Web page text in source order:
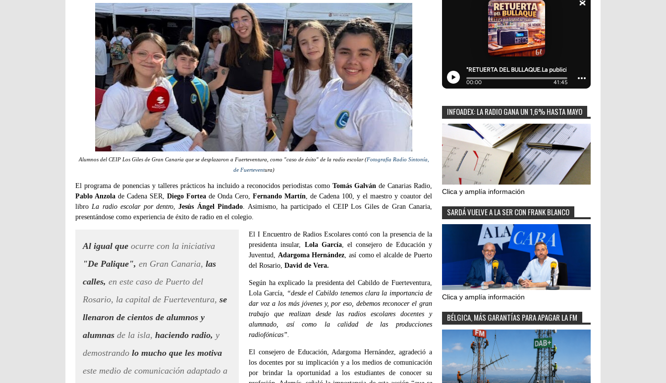
Alumnos del CEIP Los Giles de Gran Canaria que se desplazaron a Fuerteventura, como "caso de éxito" de la radio escolar (Fotografía Radio Sintonía,
de Fuerteventura)
El programa de ponencias y talleres prácticos ha incluido a reconocidos periodistas comoTomás Galván de Canarias Radio,
Pablo Anzola de Cadena SER, Diego Fortea de Onda Cero, Fernando Martín , de Cadena 100, y el maestro y coautor del
libro La radio escolar por dentro,Jesús Ángel Pindado . Asimismo, ha participado el CEIP Los Giles de Gran Canaria,
presentándose como experiencia de éxito de radio en el colegio.
Al igual que ocurre con la iniciativa
"De Palique", en Gran Canaria, las
calles, en este caso de Puerto del
Rosario, la capital de Fuerteventura, se
llenaron de cientos de alumnos y
alumnas de la isla, haciendo radio, y
demostrando lo mucho que les motiva
este medio de comunicación adaptado a
El I Encuentro de Radios Escolares contó con la presencia de la
presidenta insular, Lola García, el consejero de Educación y
Juventud, Adargoma Hernández , así como el alcalde de Puerto
del Rosario, David de Vera.
Según ha explicado la presidenta del Cabildo de Fuerteventura,
Lola García,
“desde el Cabildo tenemos clara la importancia de
dar voz a los más jóvenes y, por eso, debemos reconocer el gran
trabajo que realizan desde las radios escolares docentes y
alumnado, así como la calidad de las producciones
radiofónicas”.
El consejero de Educación, Adargoma Hernández, agradeció a
los docentes por su implicación y a los medios de comunicación
por brindar la oportunidad a los estudiantes de conocer su
INFOADEX: LA RADIO GANA UN 1,6% HASTA MAYO
Clica y amplía información
SARDÁ VUELVE A LA SER CON FRANK BLANCO
Clica y amplía información
BÉLGICA, MÁS GARANTÍAS PARA APAGAR LA FM